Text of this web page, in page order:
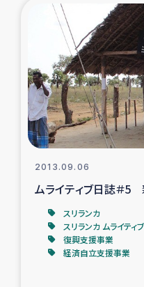
石巻市
復興
仮設住宅生
漁
経済
2013.09.06
ムライティブ日誌＃5
スリランカ
スリランカ ムライテ
復興支援事業
経済自立支援事業